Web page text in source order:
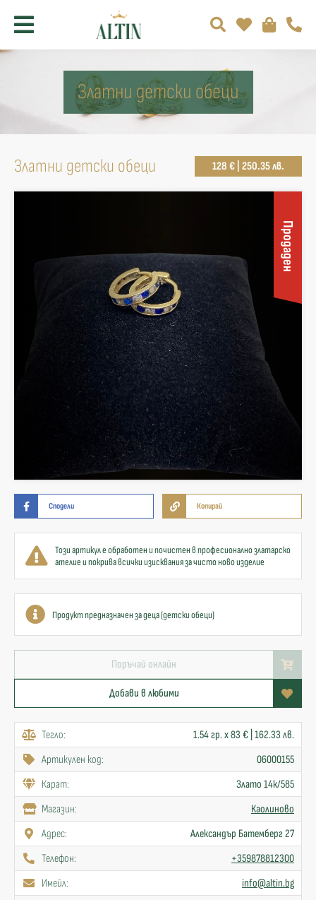
Златни детски обеци
Златни детски обеци 128 € | 250.35 лв.
Продаден
Сподели Копирай
Този артикул е обработен и почистен в професионално златарско
ателие и покрива всички изисквания за чисто ново изделие
Продукт предназначен за деца (детски обеци)
Поръчай онлайн
Добави в любими
Тегло:
1.54 гр. x 83 € | 162.33 лв.
Артикулен код:
06000155
Карат:
Злато 14к/585
Mагазин:
Каолиново
Адрес:
Александър Батемберг 27
Телефон:
+359878812300
Имейл:
info@altin.bg